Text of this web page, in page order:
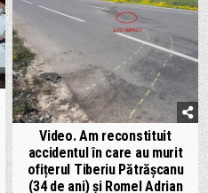
Video. Am reconstituit
accidentul în care au murit
ofițerul Tiberiu Pătrășcanu
(34 de ani) și Romel Adrian